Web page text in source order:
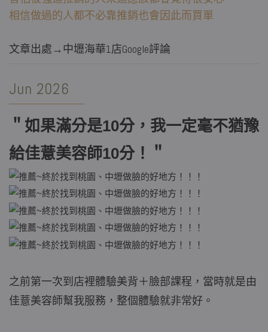
相信做過的人都不必靠推銷也會因此而買單
文章出處→中壢海華1店Google評論
Jun 2026
＂ 如果滿分是10分，我一定毫不猶豫
給佳薏美容師10分！ ＂
之前第一次到店裡體驗美背＋臉部課程，當時就是由
佳薏美容師幫我服務，整個體驗就非常好。